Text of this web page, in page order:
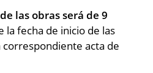
las obras será de 9
la fecha de inicio de las
acta de